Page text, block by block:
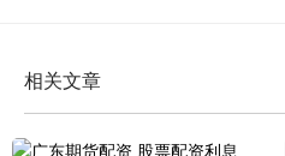
相关文章